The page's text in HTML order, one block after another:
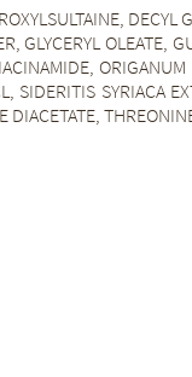
GLYCERYL OLEATE,
SYRIACA